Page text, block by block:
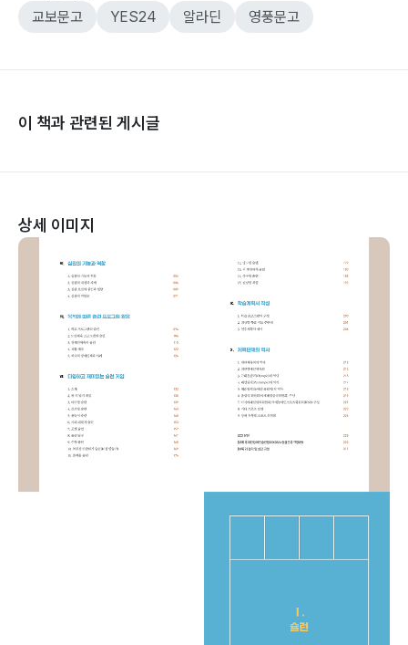
교보문고 YES24 알라딘 영풍문고
이 책과 관련된 게시글
상세 이미지